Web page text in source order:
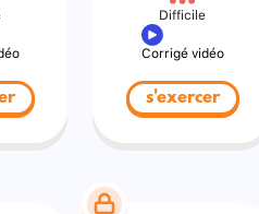
Difficile
Corrigé vidéo
s'exercer